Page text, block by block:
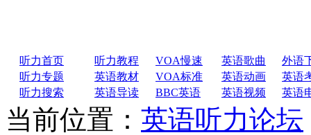
听力首页 听力教程 VOA慢速 英语歌曲
外语
听力专题
英语教材 VOA标准 英语动画
英语
听力搜索
英语导读 BBC英语 英语视频 英语
当前位置： 英语听力论坛